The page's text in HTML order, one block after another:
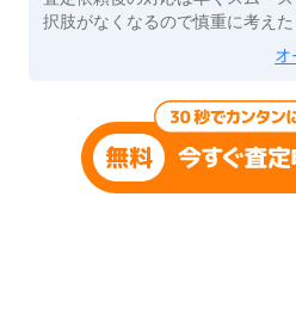
択肢がなくなるので慎重に考えた